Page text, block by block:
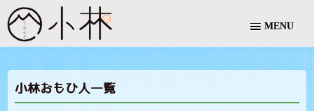
MENU
小林おもひ人一覧